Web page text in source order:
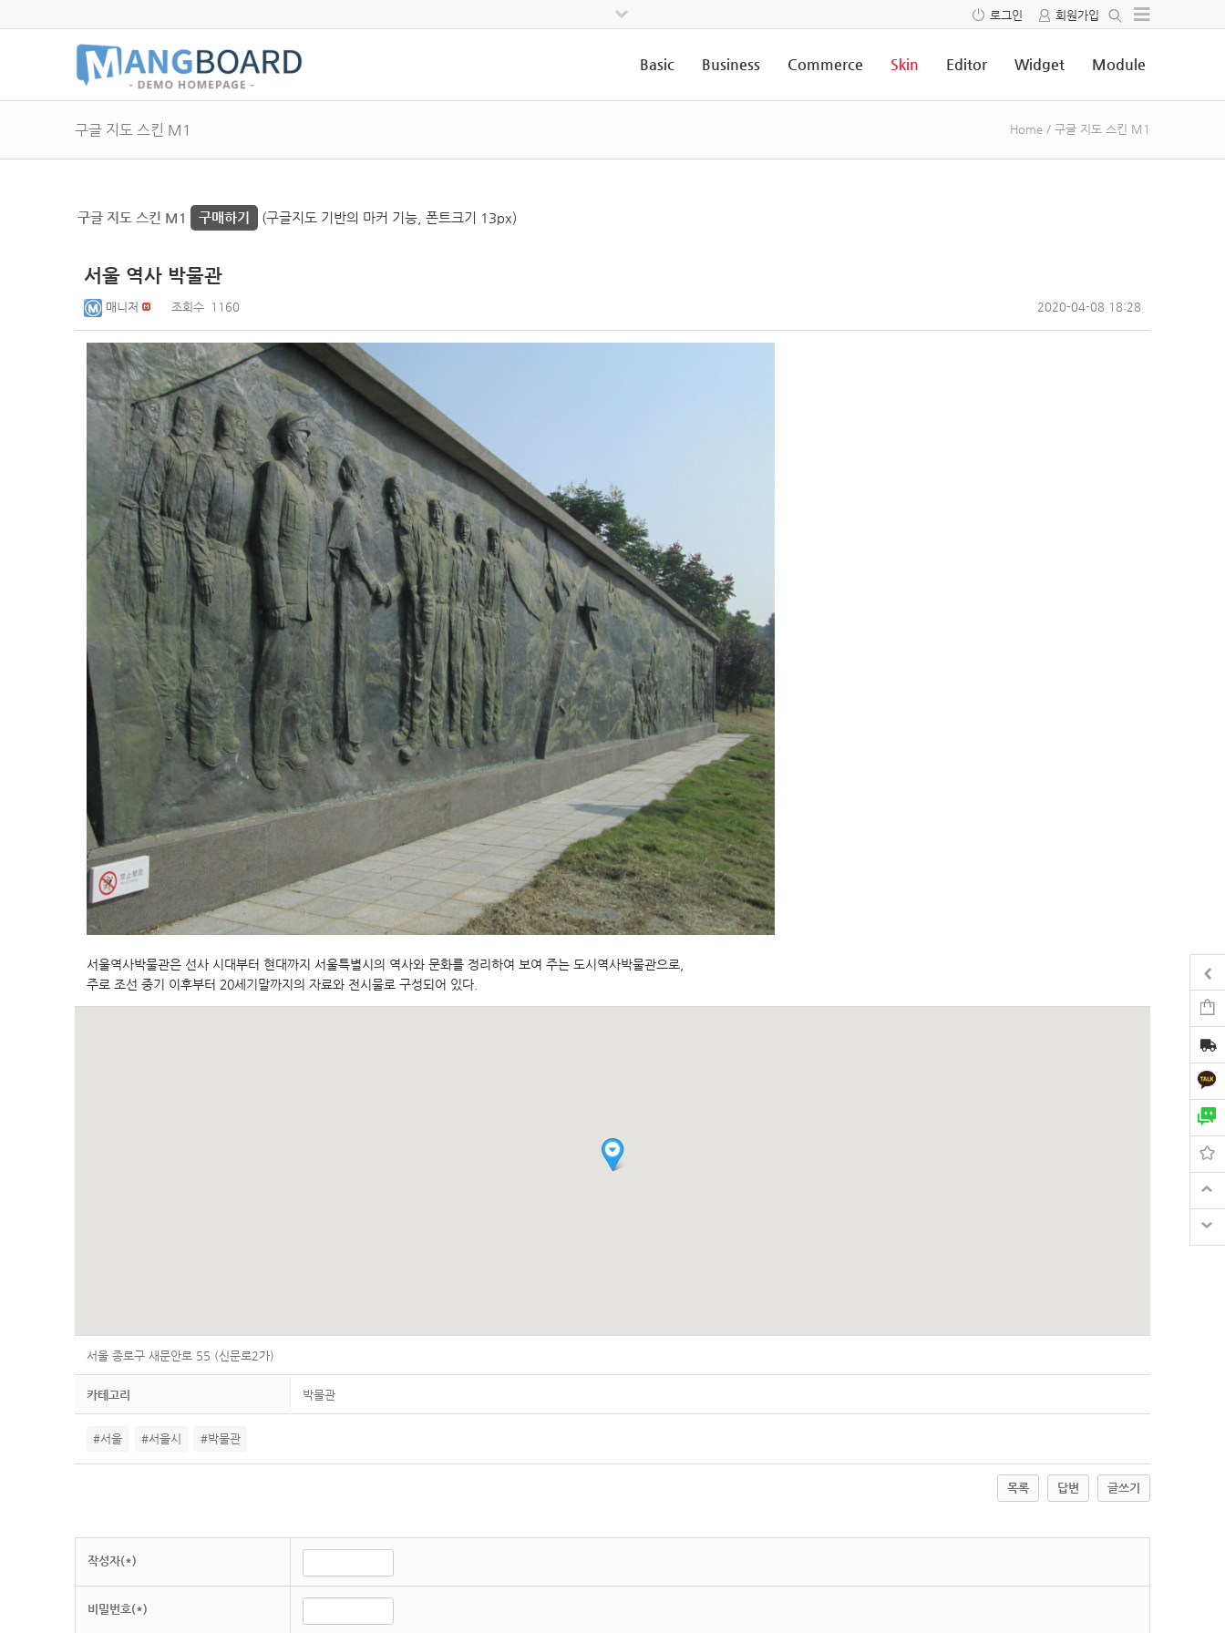
로그인 회원가입
Basic Business Commerce Skin Editor Widget Module
구글 지도 스킨 M1 Home / 구글 지도 스킨 M1
구글 지도 스킨 M1 구매하기 (구글지도 기반의 마커 기능, 폰트크기 13px)
서울 역사 박물관
매니저 조회수 1160 2020-04-08 18:28
서울역사박물관은 선사 시대부터 현대까지 서울특별시의 역사와 문화를 정리하여 보여 주는 도시역사박물관으로,
주로 조선 중기 이후부터 20세기말까지의 자료와 전시물로 구성되어 있다.
서울 종로구 새문안로 55 (신문로2가)
카테고리 박물관
#서울 #서울시 #박물관
목록 답변 글쓰기
작성자(*)
비밀번호(*)